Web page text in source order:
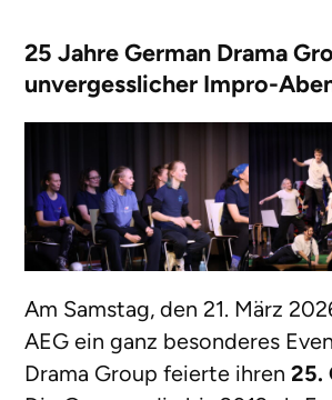
25 Jahre German Drama
unvergesslicher Impro-
Am Samstag, den 21. März
AEG ein ganz besonderes
Drama Group feierte ihren25.